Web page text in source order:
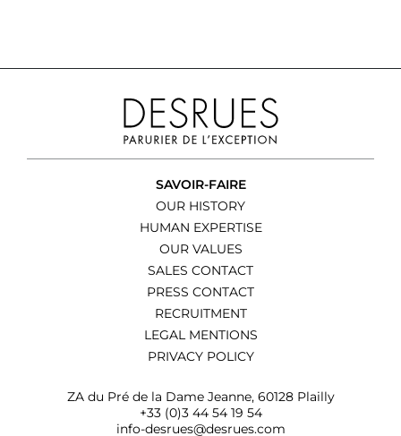
SAVOIR-FAIRE
OUR HISTORY
HUMAN EXPERTISE
OUR VALUES
SALES CONTACT
PRESS CONTACT
RECRUITMENT
LEGAL MENTIONS
PRIVACY POLICY
ZA du Pré de la Dame Jeanne, 60128 Plailly
+33 (0)3 44 54 19 54
info-desrues@desrues.com